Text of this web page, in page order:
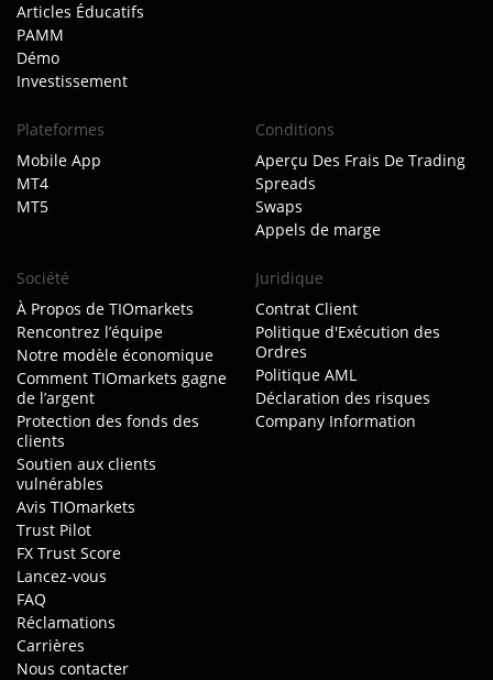
Articles Éducatifs
PAMM
Démo
Investissement
Plateformes
Mobile App
MT4
MT5
Conditions
Aperçu Des Frais De Trading
Spreads
Swaps
Appels de marge
Société
À Propos de TIOmarkets
Rencontrez l’équipe
Notre modèle économique
Comment TIOmarkets gagne
de l’argent
Protection des fonds des
clients
Soutien aux clients
vulnérables
Avis TIOmarkets
Trust Pilot
FX Trust Score
Lancez-vous
FAQ
Réclamations
Carrières
Nous contacter
Juridique
Contrat Client
Politique d'Exécution des
Ordres
Politique AML
Déclaration des risques
Company Information